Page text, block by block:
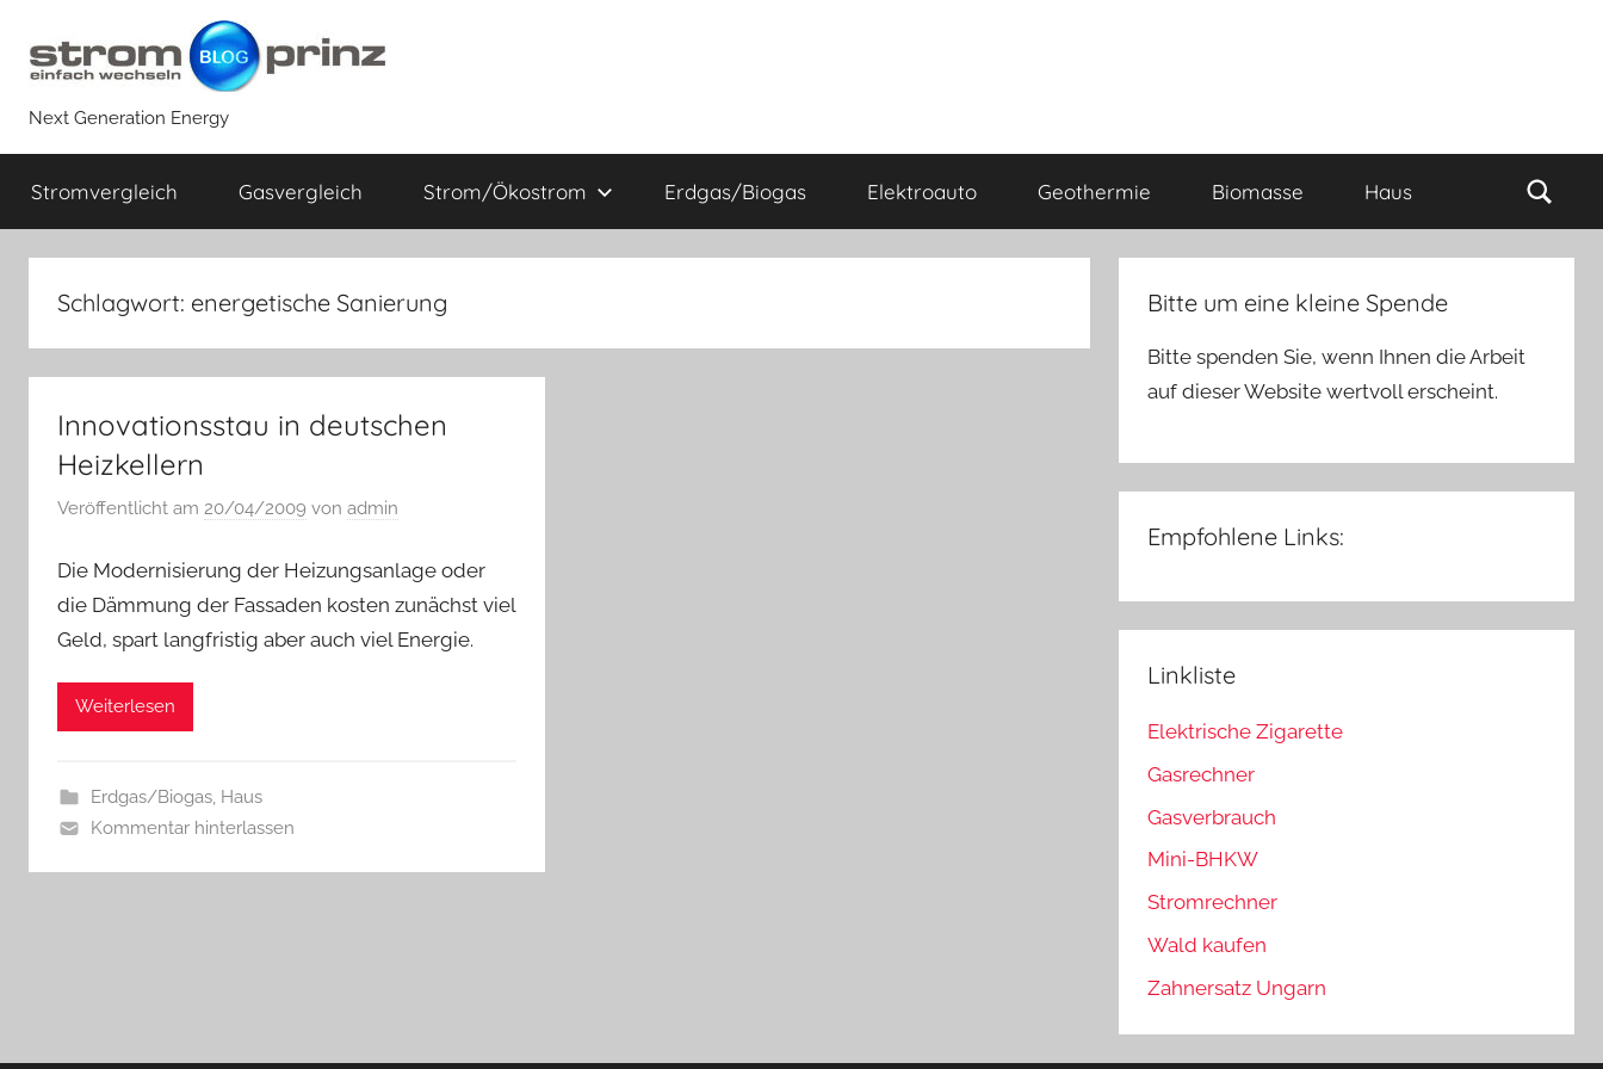
Inhalt
springen
Next Generation Energy
Stromvergleich Gasvergleich Strom/Ökostrom Erdgas/Biogas Elektroauto Geothermie Biomasse Haus
Schlagwort: energetische Sanierung
Innovationsstau in deutschen
Heizkellern
Veröffentlicht am 20/04/2009 von admin
Die Modernisierung der Heizungsanlage oder
die Dämmung der Fassaden kosten zunächst viel
Geld, spart langfristig aber auch viel Energie.
Weiterlesen
Erdgas/Biogas, Haus
Kommentar hinterlassen
Bitte um eine kleine Spende
Bitte spenden Sie, wenn Ihnen die Arbeit
auf dieser Website wertvoll erscheint.
Empfohlene Links:
Linkliste
Elektrische Zigarette
Gasrechner
Gasverbrauch
Mini-BHKW
Stromrechner
Wald kaufen
Zahnersatz Ungarn